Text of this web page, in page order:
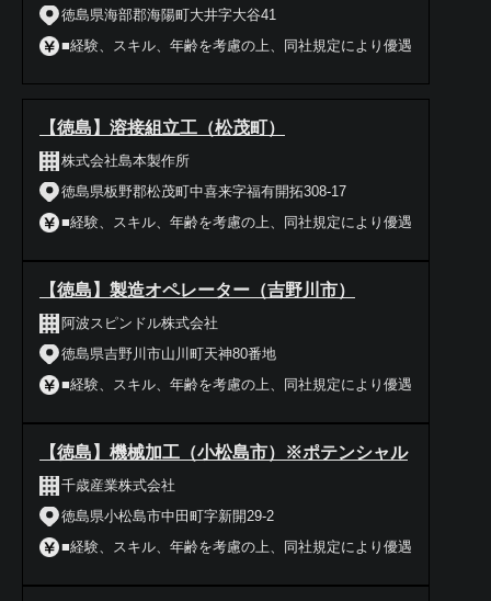
徳島県海部郡海陽町大井字大谷41
■経験、スキル、年齢を考慮の上、同社規定により優遇
【徳島】溶接組立工（松茂町）
株式会社島本製作所
徳島県板野郡松茂町中喜来字福有開拓308-17
■経験、スキル、年齢を考慮の上、同社規定により優遇
【徳島】製造オペレーター（吉野川市）
阿波スピンドル株式会社
徳島県吉野川市山川町天神80番地
■経験、スキル、年齢を考慮の上、同社規定により優遇
【徳島】機械加工（小松島市）※ポテンシャル
千歳産業株式会社
徳島県小松島市中田町字新開29-2
■経験、スキル、年齢を考慮の上、同社規定により優遇